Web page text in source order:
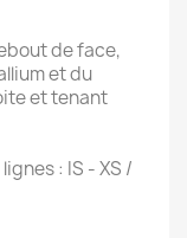
de face,
et du
et tenant
: IS - XS /